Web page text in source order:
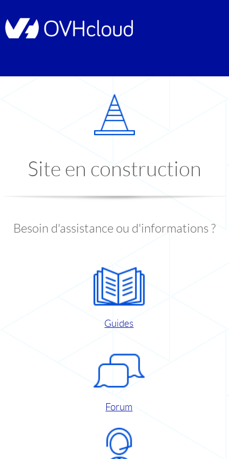
Site en construction
Besoin d'assistance ou d'informations ?
Guides
Forum